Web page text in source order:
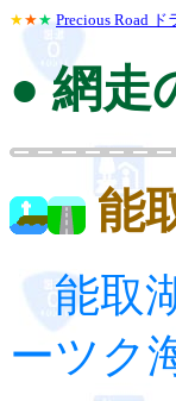
★★★ Precious Road
● 網走
能
能取
ーツク